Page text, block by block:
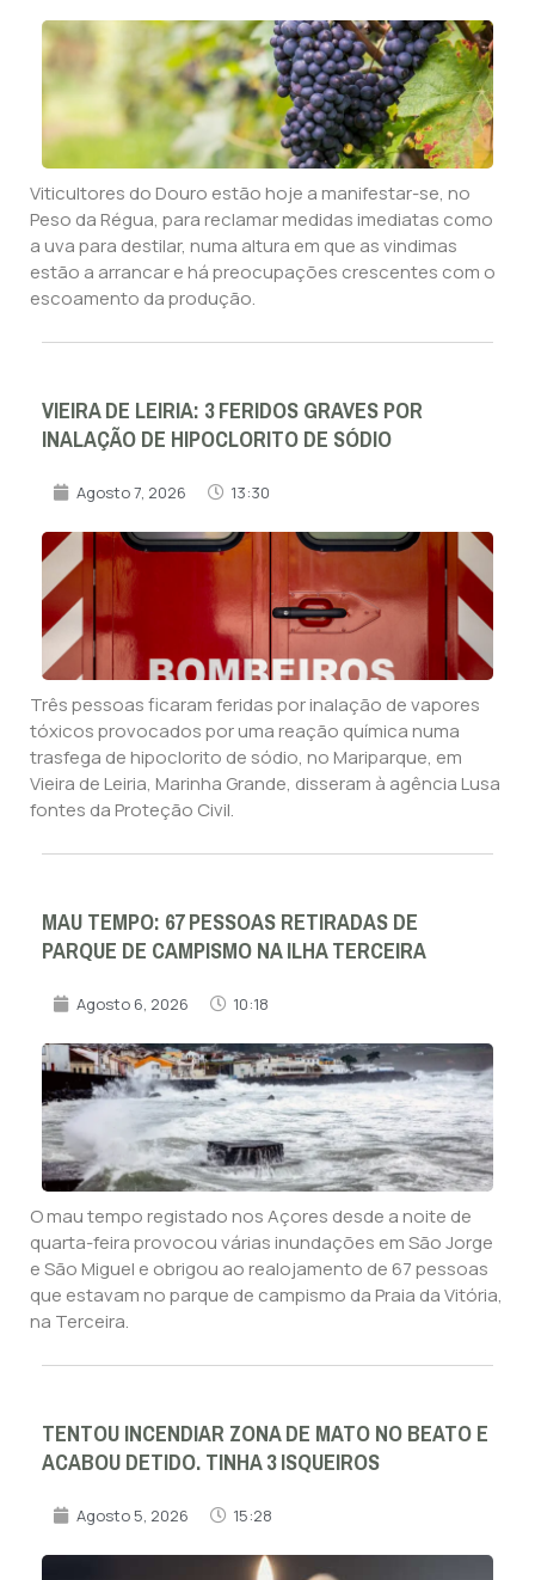
Viticultores do Douro estão hoje a manifestar-se, no
Peso da Régua, para reclamar medidas imediatas como
a uva para destilar, numa altura em que as vindimas
estão a arrancar e há preocupações crescentes com o
escoamento da produção.
VIEIRA DE LEIRIA: 3 FERIDOS GRAVES POR
INALAÇÃO DE HIPOCLORITO DE SÓDIO
Agosto 7, 2026 13:30
Três pessoas ficaram feridas por inalação de vapores
tóxicos provocados por uma reação química numa
trasfega de hipoclorito de sódio, no Mariparque, em
Vieira de Leiria, Marinha Grande, disseram à agência Lusa
fontes da Proteção Civil.
MAU TEMPO: 67 PESSOAS RETIRADAS DE
PARQUE DE CAMPISMO NA ILHA TERCEIRA
Agosto 6, 2026 10:18
O mau tempo registado nos Açores desde a noite de
quarta-feira provocou várias inundações em São Jorge
e São Miguel e obrigou ao realojamento de 67 pessoas
que estavam no parque de campismo da Praia da Vitória,
na Terceira.
TENTOU INCENDIAR ZONA DE MATO NO BEATO E
ACABOU DETIDO. TINHA 3 ISQUEIROS
Agosto 5, 2026 15:28